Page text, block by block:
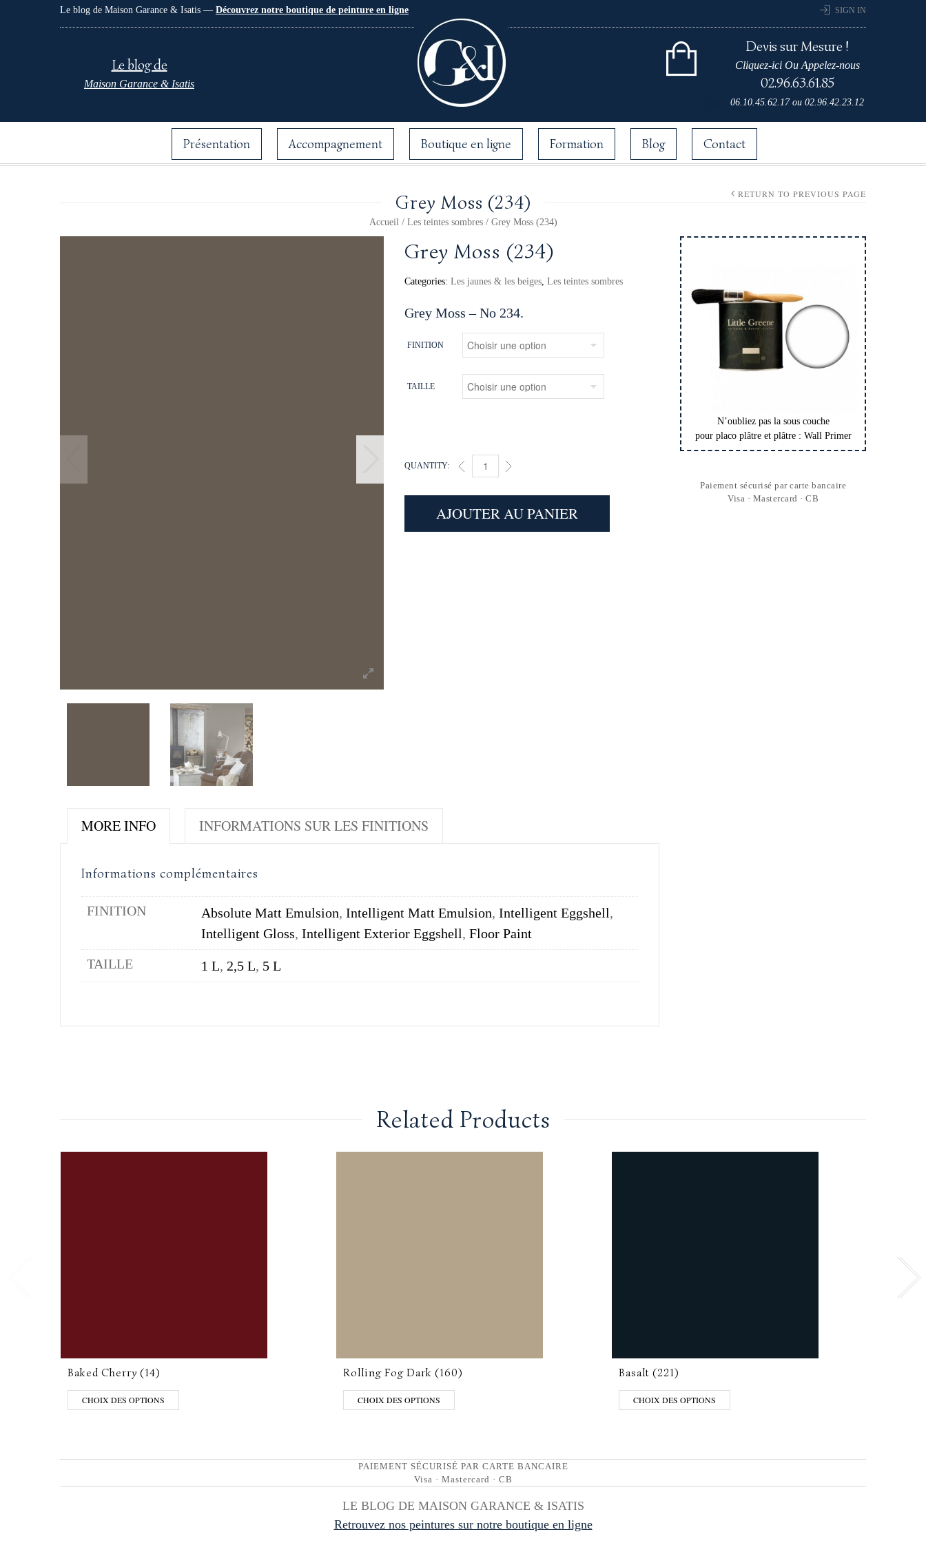
Le blog de Maison Garance & Isatis — Découvrez notre boutique de peinture en ligne SIGN IN
Le blog de
Maison Garance & Isatis
Devis sur Mesure !
Cliquez-ici Ou Appelez-nous
02.96.63.61.85
06.10.45.62.17 ou 02.96.42.23.12
Présentation Accompagnement Boutique en ligne Formation Blog Contact
Grey Moss (234)
Accueil/ Les teintes sombres/ Grey Moss (234)
RETURN TO PREVIOUS PAGE
Grey Moss (234)
Categories: Les jaunes & les beiges, Les teintes sombres
Grey Moss – No 234.
FINITION
TAILLE
QUANTITY: GREY MOSS (234) QUANTITY
AJOUTER AU PANIER
MORE INFO
Informations complémentaires
FINITION Absolute Matt Emulsion, Intelligent Matt Emulsion, Intelligent Eggshell,
Intelligent Gloss, Intelligent Exterior Eggshell, Floor Paint
TAILLE
1 L, 2,5 L, 5 L
INFORMATIONS SUR LES FINITIONS
N’oubliez pas la sous couche
pour placo plâtre et plâtre : Wall Primer
Paiement sécurisé par carte bancaire
Visa · Mastercard · CB
Related Products
Baked Cherry (14)
CHOIX DES OPTIONS
Rolling Fog Dark (160)
CHOIX DES OPTIONS
Basalt (221)
CHOIX DES OPTIONS
PAIEMENT SÉCURISÉ PAR CARTE BANCAIRE
Visa · Mastercard · CB
LE BLOG DE MAISON GARANCE & ISATIS
Retrouvez nos peintures sur notre boutique en ligne